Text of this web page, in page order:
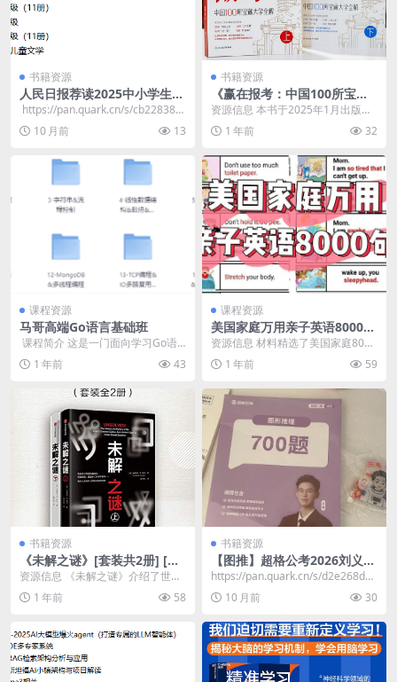
书籍资源
人民日报荐读2025中小学生暑
假阅读书单 – 1-9年级近200本
​ https://pan.quark.cn/s/cb22838e
e4eb 📁 ...
10 月前 13
书籍资源
《赢在报考：中国100所宝藏
大学全解》[全两册]
资源信息 本书于2025年1月出版，
作者为新东方教育科技集团CEO周
成刚。作为感...
1 年前 32
课程资源
马哥高端Go语言基础班
​ 课程简介 这是一门面向学习Go语
言的高端视频教程，该教程详细介
绍了Go语言的...
1 年前 43
课程资源
美国家庭万用亲子英语8000句
(墙卡+音视频+文档)
资源信息 材料精选了美国家庭8000
句生活英语表达，轻松为孩子营造
全英语环境，足...
1 年前 59
书籍资源
《未解之谜》[套装共2册] [人
文社科] [pdf+全格式]
资源信息 《未解之谜》介绍了世界
上知名的未解密码。鲁道夫二世的
私藏密码、恺撒密码...
1 年前 58
书籍资源
【图推】超格公考2026刘义恒
图形推理700题
https://pan.quark.cn/s/d2e268de8
3ad​
10 月前 30